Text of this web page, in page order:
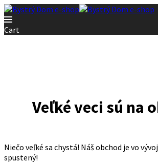
Cart
Veľké veci sú na
Niečo veľké sa chystá! Náš obchod je vo
spustený!